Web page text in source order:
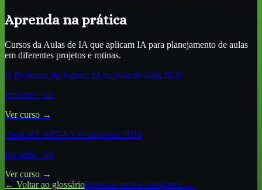
Aprenda na prática
Cursos da Aulas de IA que aplicam IA para planejamento de aulas
em diferentes projetos e rotinas.
O Professor do Futuro: IA na Sala de Aula 2026
Iniciante · 1h
Ver curso →
ChatGPT GPT-5.5 Profissional 2026
Iniciante · 1h
Ver curso →
← Voltar ao glossárioExplorar cursos completos →